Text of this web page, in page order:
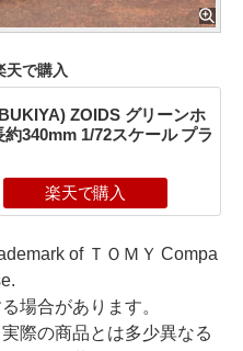
天で購入
ZOIDS グリーンホ
340mm 1/72スケール プラ
楽天で購入
of ＴＯＭＹ Compa
場合があります。
際の商品とは多少異なる